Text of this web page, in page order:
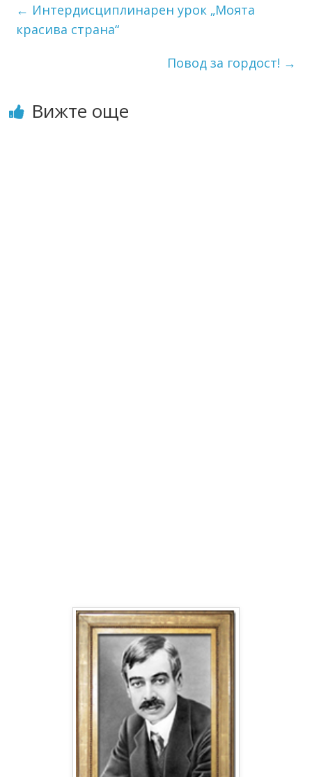
← Интердисциплинарен урок „Моята
красива страна“
Повод за гордост! →
Вижте още